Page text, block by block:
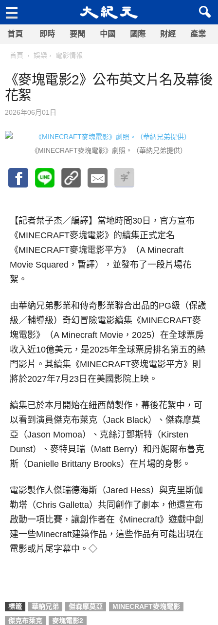
首頁 即時 要聞 中國 國際 財經 產業
首頁 娛樂 電影情報
《麥塊電影2》公布英文片名及幕後
花絮
2026年06月01日
《MINECRAFT麥塊電影》劇照。（華納兄弟提供）
【記者葉子杰／編譯】 當地時間30日，官方宣布
《MINECRAFT麥塊電影》的續集正式定名
《MINECRAFT麥塊電影平方》（A Minecraft
Movie Squared，暫譯），並發布了一段片場花
絮。
由華納兄弟影業和傳奇影業聯合出品的PG級（保護
級／輔導級）奇幻冒險電影續集《MINECRAFT麥
塊電影》（A Minecraft Movie，2025）在全球票房
收入近10億美元，是2025年全球票房排名第五的熱
門影片。其續集《MINECRAFT麥塊電影平方》則
將於2027年7月23日在美國影院上映。
續集已於本月開始在紐西蘭製作，幕後花絮中，可
以看到演員傑克布萊克（Jack Black）、傑森摩莫
亞（Jason Momoa）、克絲汀鄧斯特（Kirsten
Dunst）、麥特貝瑞（Matt Berry）和丹妮爾布魯克
斯（Danielle Brittany Brooks）在片場的身影。
電影製作人傑瑞德海斯（Jared Hess）與克里斯伽
勒塔（Chris Galletta）共同創作了劇本，他還宣布
啟動一項比賽，讓創作者在《Minecraft》遊戲中創
建一些Minecraft建築作品，這些作品有可能出現在
電影或片尾字幕中。◇
標籤 華納兄弟 傑森摩莫亞
MINECRAFT麥塊電影
傑克布萊克
麥塊電影2